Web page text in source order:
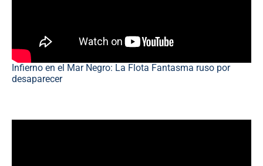
Infierno en el Mar Negro: La Flota Fantasma ruso por
desaparecer